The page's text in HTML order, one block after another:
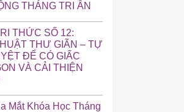
THÁNG TRI ÂN
THỨC SỐ 12:
THƯ GIÃN – TỰ
ĐỂ CÓ GIẤC
VÀ CẢI THIỆN
Mắt Khóa Học Tháng